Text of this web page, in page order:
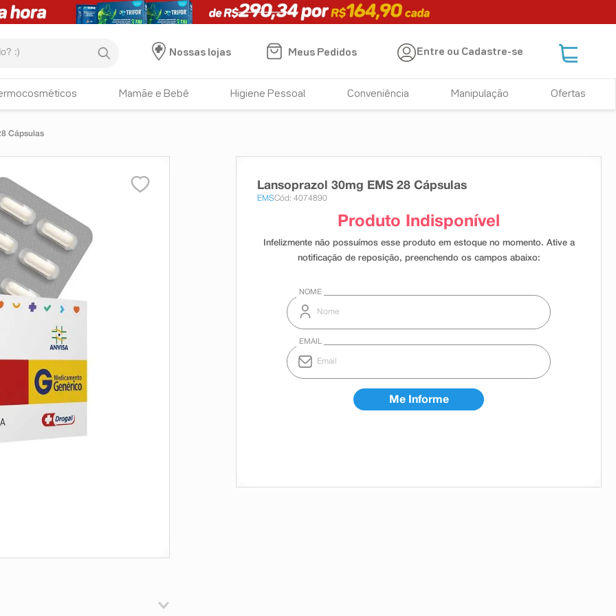
Nossas lojas
Meus Pedidos Entre ou Cadastre-se
Mamãe e Bebê Higiene Pessoal Conveniência Manipulação Ofertas
Cápsulas
Lansoprazol 30mg EMS 28 Cápsulas
EMSCód: 4074890